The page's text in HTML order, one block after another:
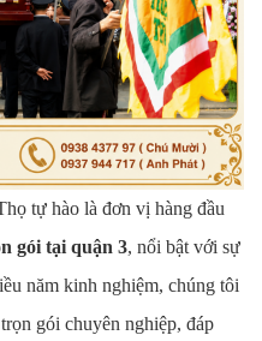
tự hào là đơn vị hàng đầu
gói tại quận 3, nổi bật với sự
năm kinh nghiệm, chúng tôi
gói chuyên nghiệp, đáp